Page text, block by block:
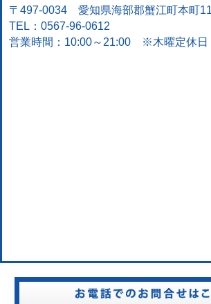
〒497-0034 愛知県海部郡蟹江町本町
TEL：0567-96-0612
営業時間：10:00～21:00 ※木曜定休日